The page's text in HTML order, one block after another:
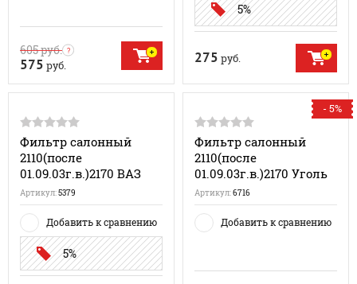
605руб.
575 руб.
5%
275 руб.
Фильтр салонный
2110(после
01.09.03г.в.)2170 ВАЗ
Артикул:5379
Добавить к сравнению
5%
- 5%
Фильтр салонный
2110(после
01.09.03г.в.)2170 Уголь
Артикул:6716
Добавить к сравнению